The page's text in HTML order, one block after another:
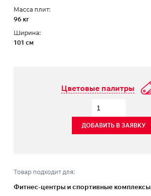
Масса плит:
96 кг
Ширина:
101 см
Цветовые палитры
ДОБАВИТЬ В ЗАЯВКУ
Товар подходит для:
Фитнес-центры и спортивные комплексы